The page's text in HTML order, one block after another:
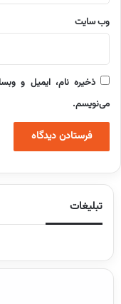
وب‌ سایت
ذخیره نام، ایمیل و
می‌نویسم.
تبلیغات